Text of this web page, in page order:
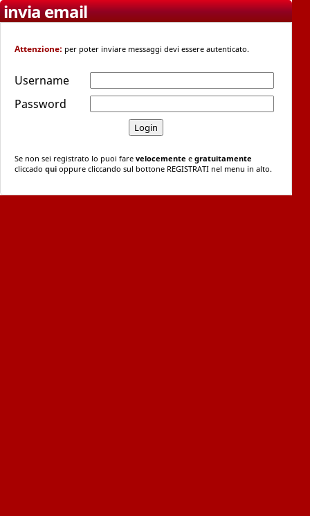
invia email
Attenzione: per poter inviare messaggi devi essere autenticato.
Username
Password
Se non sei registrato lo puoi fare velocemente e gratuitamente
cliccado qui oppure cliccando sul bottone REGISTRATI nel menu in alto.